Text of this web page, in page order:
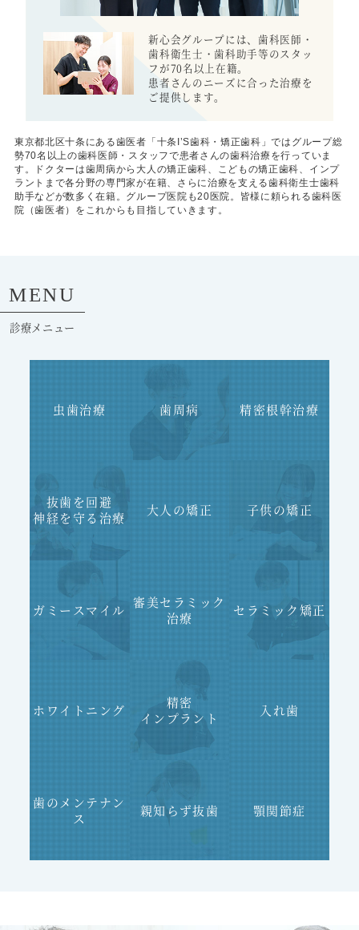
新心会グループには、歯科医師・
歯科衛生士・歯科助手等のスタッ
フが70名以上在籍。
患者さんのニーズに合った治療を
ご提供します。
東京都北区十条にある歯医者「十条I’S歯科・矯正歯科」ではグループ総
勢70名以上の歯科医師・スタッフで患者さんの歯科治療を行っていま
す。ドクターは歯周病から大人の矯正歯科、こどもの矯正歯科、インプ
ラントまで各分野の専門家が在籍、さらに治療を支える歯科衛生士歯科
助手などが数多く在籍。グループ医院も20医院。皆様に頼られる歯科医
院（歯医者）をこれからも目指していきます。
MENU
診療メニュー
虫歯治療 歯周病 精密根幹治療
抜歯を回避
神経を守る治療
大人の矯正 子供の矯正
ガミースマイル 審美セラミック
治療
セラミック矯正
ホワイトニング
精密
インプラント
入れ歯
歯のメンテナン
ス
親知らず抜歯 顎関節症